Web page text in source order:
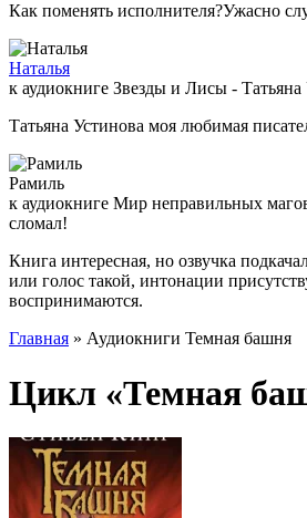
Как поменять исполнителя?Ужасно
Наталья
к аудиокниге Звезды и Лисы - Татьяна
Татьяна Устинова моя любимая
Рамиль
к аудиокниге Мир неправильных
сломал!
Книга интересная, но озвучка
или голос такой, интонации
воспринимаются.
Главная » Аудиокниги Темная башня
Цикл «Темная